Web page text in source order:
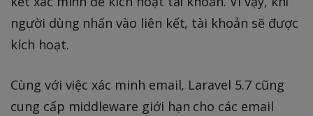
người dùng nhấn vào liên kết, tài khoản sẽ được
kích hoạt.
Cùng với việc xác minh email, Laravel 5.7 cũng
cung cấp middleware giới hạn cho các email